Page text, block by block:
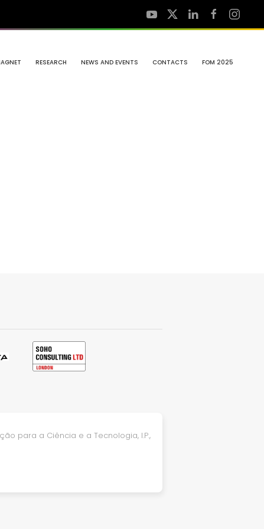
RESEARCH NEWS AND EVENTS CONTACTS FOM 2025
para a Ciência e a Tecnologia, I.P.,